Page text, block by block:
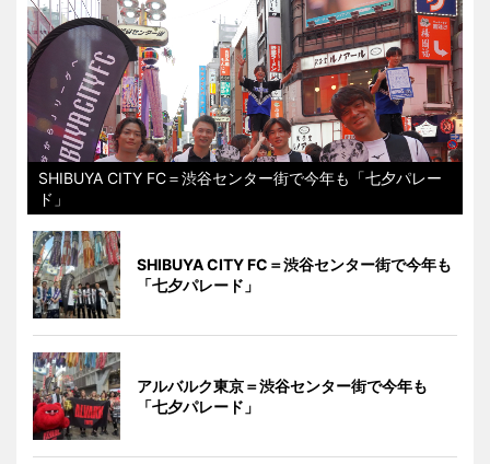
SHIBUYA CITY FC＝渋谷センター街で今年も「七夕パレー
ド」
SHIBUYA CITY FC＝渋谷センター街で今年も
「七夕パレード」
アルバルク東京＝渋谷センター街で今年も
「七夕パレード」